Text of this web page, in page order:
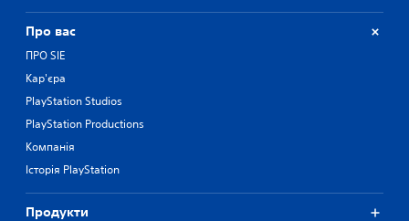
Про вас
ПРО SIE
Кар'єра
PlayStation Studios
PlayStation Productions
Компанія
Історія PlayStation
Продукти